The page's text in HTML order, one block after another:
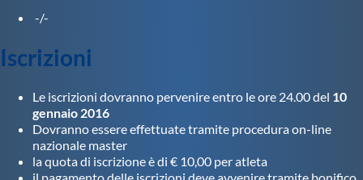
Contatti
Mappa del sito
-/-
Iscrizioni
Le iscrizioni dovranno pervenire entro le ore 24.00 del 10
gennaio 2016
Dovranno essere effettuate tramite procedura on-line
nazionale master
la quota di iscrizione è di € 10,00 per atleta